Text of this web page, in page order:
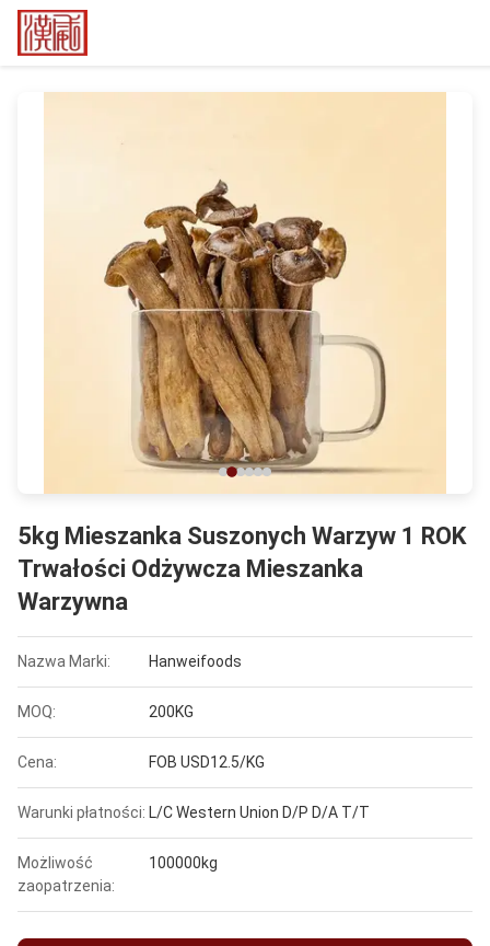
5kg Mieszanka Suszonych Warzyw 1 ROK
Trwałości Odżywcza Mieszanka
Warzywna
Nazwa Marki: Hanweifoods
MOQ: 200KG
Cena: FOB USD12.5/KG
Warunki płatności: L/C Western Union D/P D/A T/T
Możliwość
zaopatrzenia:
100000kg